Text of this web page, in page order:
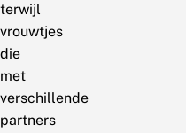
terwijl
vrouwtjes
die
met
verschillende
partners